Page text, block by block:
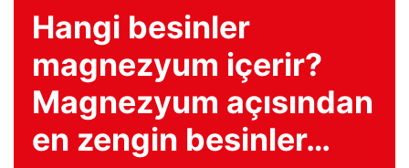
Hangi besinler
magnezyum içerir?
Magnezyum açısından
en zengin besinler…